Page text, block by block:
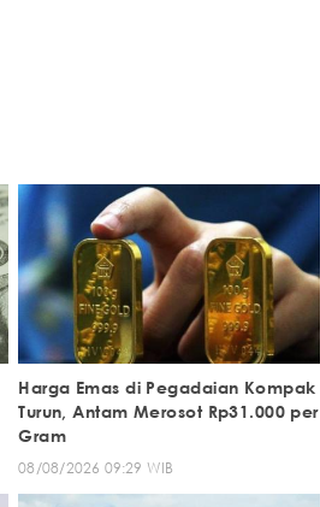
Harga Emas di Pegadaian Kompak
Turun, Antam Merosot Rp31.000 per
Gram
08/08/2026 09:29 WIB